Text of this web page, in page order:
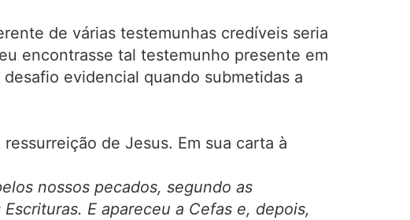
de várias testemunhas credíveis seria
encontrasse tal testemunho presente em
evidencial quando submetidas a
de Jesus. Em sua carta à
nossos pecados, segundo as
E apareceu a Cefas e, depois,